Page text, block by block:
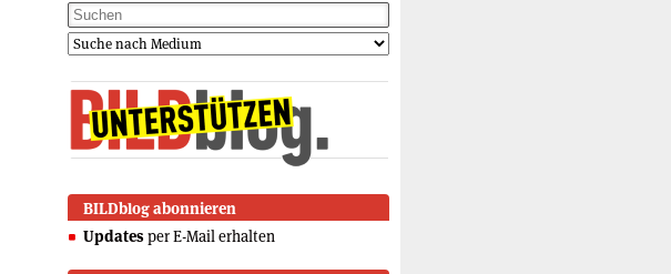
BILDblog abonnieren
Updates per E-Mail erhalten